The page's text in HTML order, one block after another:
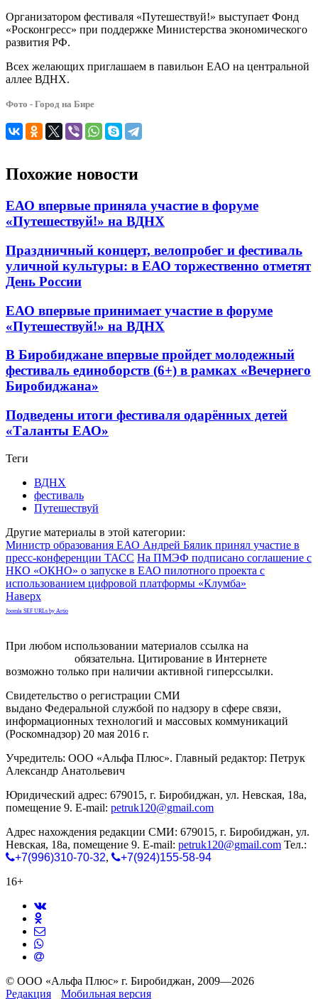
Организатором фестиваля «Путешествуй!» выступает Фонд
«Росконгресс» при поддержке Министерства экономического
развития РФ.
Всех желающих приглашаем в павильон ЕАО на центральной
аллее ВДНХ.
Фото - Город на Бире
Похожие новости
ЕАО впервые приняла участие в форуме
«Путешествуй!» на ВДНХ
Праздничный концерт, велопробег и фестиваль
уличной культуры: в ЕАО торжественно отметят
День России
ЕАО впервые принимает участие в форуме
«Путешествуй!» на ВДНХ
В Биробиджане впервые пройдет молодежный
фестиваль единоборств (6+) в рамках «Вечернего
Биробиджана»
Подведены итоги фестиваля одарённых детей
«Таланты ЕАО»
Теги
ВДНХ
фестиваль
Путешествуй
Другие материалы в этой категории:
Министр образования ЕАО Андрей Бялик принял участие в
пресс-конференции ТАСС На ПМЭФ подписано соглашение с
НКО «ОКНО» о запуске в ЕАО пилотного проекта с
использованием цифровой платформы «Клумба»
Наверх
Joomla SEF URLs by Artio
При любом использовании материалов ссылка на
обязательна. Цитирование в Интернете
возможно только при наличии активной гиперссылки.
Свидетельство о регистрации СМИ
выдано Федеральной службой по надзору в сфере связи,
информационных технологий и массовых коммуникаций
(Роскомнадзор) 20 мая 2016 г.
Учредитель: ООО «Альфа Плюс». Главный редактор: Петрук
Александр Анатольевич
Юридический адрес: 679015, г. Биробиджан, ул. Невская, 18а,
помещение 9. E-mail: petruk120@gmail.com
Адрес нахождения редакции СМИ: 679015, г. Биробиджан, ул.
Невская, 18а, помещение 9. E-mail: petruk120@gmail.com Тел.:
+7(996)310-70-32,
+7(924)155-58-94
16+
© ООО «Альфа Плюс» г. Биробиджан, 2009—2026
Редакция
Мобильная версия